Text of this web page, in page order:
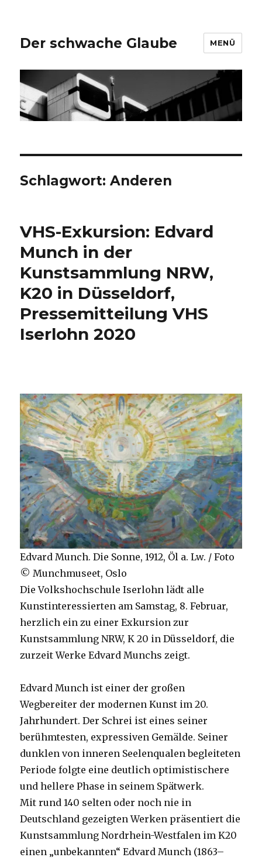
Der schwache Glaube MENÜ
Schlagwort:Anderen
VHS-Exkursion: Edvard
Munch in der
Kunstsammlung NRW,
K20 in Düsseldorf,
Pressemitteilung VHS
Iserlohn 2020
Edvard Munch. Die Sonne, 1912, Öl a. Lw. / Foto
© Munchmuseet, Oslo
Die Volkshochschule Iserlohn lädt alle
Kunstinteressierten am Samstag, 8. Februar,
herzlich ein zu einer Exkursion zur
Kunstsammlung NRW, K 20 in Düsseldorf, die
zurzeit Werke Edvard Munchs zeigt.
Edvard Munch ist einer der großen
Wegbereiter der modernen Kunst im 20.
Jahrhundert. Der Schrei ist eines seiner
berühmtesten, expressiven Gemälde. Seiner
dunklen von inneren Seelenqualen begleiteten
Periode folgte eine deutlich optimistischere
und hellere Phase in seinem Spätwerk.
Mit rund 140 selten oder noch nie in
Deutschland gezeigten Werken präsentiert die
Kunstsammlung Nordrhein-Westfalen im K20
einen „unbekannten“ Edvard Munch (1863–